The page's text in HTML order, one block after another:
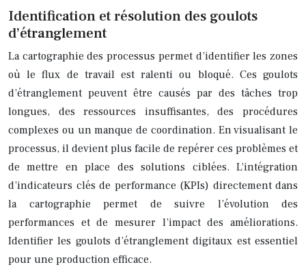
Identification et résolution des goulots
d’étranglement
La cartographie des processus permet d’identifier les zones
où le flux de travail est ralenti ou bloqué. Ces goulots
d’étranglement peuvent être causés par des tâches trop
longues, des ressources insuffisantes, des procédures
complexes ou un manque de coordination. En visualisant le
processus, il devient plus facile de repérer ces problèmes et
de mettre en place des solutions ciblées. L’intégration
d’indicateurs clés de performance (KPIs) directement dans
la cartographie permet de suivre l’évolution des
performances et de mesurer l’impact des améliorations.
Identifier les goulots d’étranglement digitaux est essentiel
pour une production efficace.